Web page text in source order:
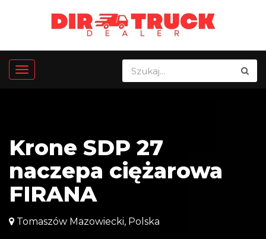
Krone SDP 27
naczepa ciężarowa
FIRANA
Tomaszów Mazowiecki, Polska